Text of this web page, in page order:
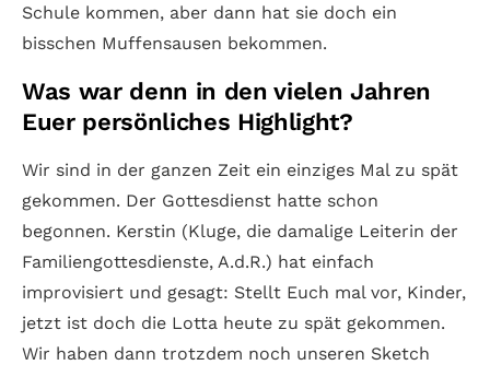
Schule kommen, aber dann hat sie doch ein
bisschen Muffensausen bekommen.
Was war denn in den vielen Jahren
Euer persönliches Highlight?
Wir sind in der ganzen Zeit ein einziges Mal zu spät
gekommen. Der Gottesdienst hatte schon
begonnen. Kerstin (Kluge, die damalige Leiterin der
Familiengottesdienste, A.d.R.) hat einfach
improvisiert und gesagt: Stellt Euch mal vor, Kinder,
jetzt ist doch die Lotta heute zu spät gekommen.
Wir haben dann trotzdem noch unseren Sketch